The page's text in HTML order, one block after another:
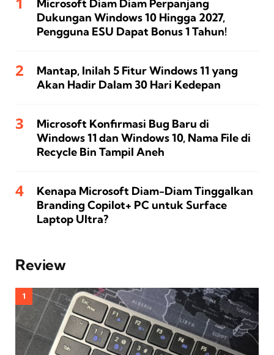
Microsoft Diam Diam Perpanjang
Dukungan Windows 10 Hingga 2027,
Pengguna ESU Dapat Bonus 1 Tahun!
Mantap, Inilah 5 Fitur Windows 11 yang
Akan Hadir Dalam 30 Hari Kedepan
Microsoft Konfirmasi Bug Baru di
Windows 11 dan Windows 10, Nama File di
Recycle Bin Tampil Aneh
Kenapa Microsoft Diam-Diam Tinggalkan
Branding Copilot+ PC untuk Surface
Laptop Ultra?
Review